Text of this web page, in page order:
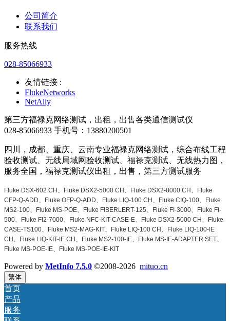
公司简介
联系我们
服务热线
028-85066933
友情链接 :
FlukeNetworks
NetAlly
第三方福禄克网络测试，出租，出售各类通信测试仪
028-85066933 手机号：13880200501
四川，成都、重庆、云南专业福禄克网络测试，综合布线工程
验收测试、无线局域网验收测试、福禄克测试、无线热力图，
服务全国，福禄克测试仪出租，出售，第三方测试服务
Fluke DSX-602 CH、Fluke DSX2-5000 CH、Fluke DSX2-8000 CH、Fluke
CFP-Q-ADD、Fluke OFP-Q-ADD、Fluke LIQ-100 CH、Fluke CIQ-100、Fluke
MS2-100、Fluke MS-POE、Fluke FIBERLERT-125、Fluke FI-3000、Fluke FI-
500、Fluke FI2-7000、Fluke NFC-KIT-CASE-E、Fluke DSX2-5000 CH、Fluke
CASE-TS100、Fluke MS2-MAG-KIT、Fluke LIQ-100 CH、Fluke LIQ-100-IE
CH、Fluke LIQ-KIT-IE CH、Fluke MS2-100-IE、Fluke MS-IE-ADAPTER SET、
Fluke MS-POE-IE、Fluke MS-POE-IE-KIT
Powered by MetInfo 7.5.0 ©2008-2026 mituo.cn
繁体
首页
产品
服务